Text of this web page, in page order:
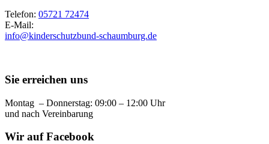
Telefon: 05721 72474
E-Mail:
info@kinderschutzbund-schaumburg.de
Sie erreichen uns
Montag – Donnerstag: 09:00 – 12:00 Uhr
und nach Vereinbarung
Wir auf Facebook